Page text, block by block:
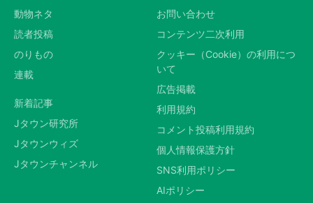
動物ネタ
読者投稿
のりもの
連載
新着記事
Jタウン研究所
Jタウンウィズ
Jタウンチャンネル
お問い合わせ
コンテンツ二次利用
クッキー（Cookie）の利用につ
いて
広告掲載
利用規約
コメント投稿利用規約
個人情報保護方針
SNS利用ポリシー
AIポリシー